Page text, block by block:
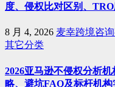
度、侵权比对区别、
8 月 4, 2026 麦幸跨境咨
其它分类
2026亚马逊不侵权分析
略、避坑FAQ及标杆机构